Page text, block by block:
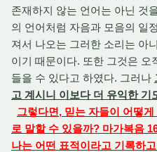
존재하지 않는 언어는 아닌 것
의 언어처럼 자음과 모음의 일
져서 나오는 그러한 소리는 아
이기 때문이다. 또한 그것은
들을 수 있다고 하였다. 그러나
고 계시니 이보다 더 유익한 기
그렇다면, 믿는 자들이 어떻
로 말할 수 있을까? 마가복음
나는 어떤 표적이라고 기록하